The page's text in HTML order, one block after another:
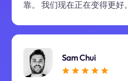
靠。 我们现在正在变得更好。
Sam Chui